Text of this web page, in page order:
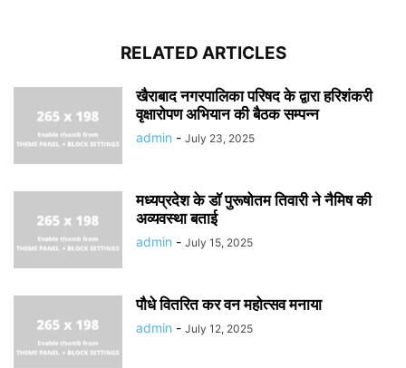
RELATED ARTICLES
खैराबाद नगरपालिका परिषद के द्वारा हरिशंकरी
वृक्षारोपण अभियान की बैठक सम्पन्न
admin - July 23, 2025
मध्यप्रदेश के डॉ पुरूषोतम तिवारी ने नैमिष की
अव्यवस्था बताई
admin - July 15, 2025
पौधे वितरित कर वन महोत्सव मनाया
admin - July 12, 2025